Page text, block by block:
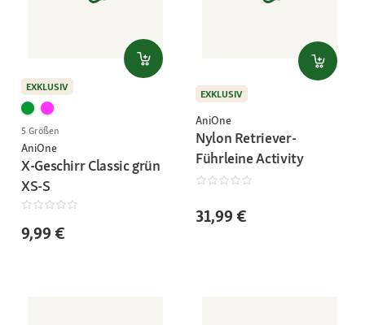
EXKLUSIV
5 Größen
AniOne
X-Geschirr Classic grün
XS-S
9,99 €
EXKLUSIV
AniOne
Nylon Retriever-
Führleine Activity
31,99 €